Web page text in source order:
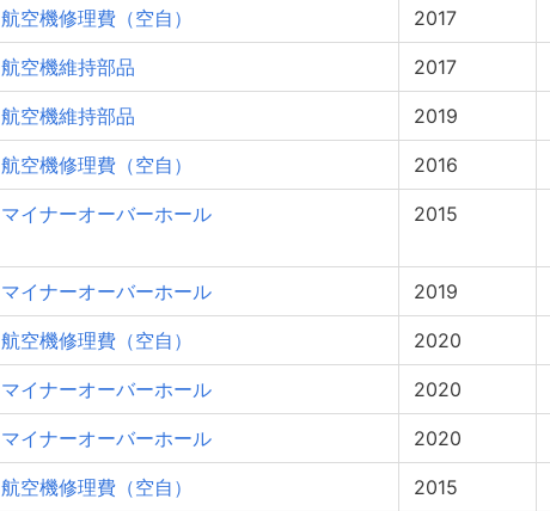
航空機修理費（空自） 2017
航空機維持部品 2017
航空機維持部品 2019
航空機修理費（空自） 2016
マイナーオーバーホール 2015
マイナーオーバーホール 2019
航空機修理費（空自） 2020
マイナーオーバーホール 2020
マイナーオーバーホール 2020
航空機修理費（空自） 2015